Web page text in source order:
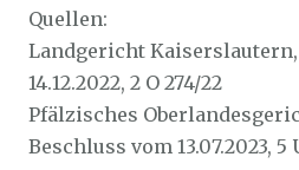
Quellen:
Landgericht
14.12.2022, 2 O 274/22
Pfälzisches
Beschluss vom 13.07.2023, 5